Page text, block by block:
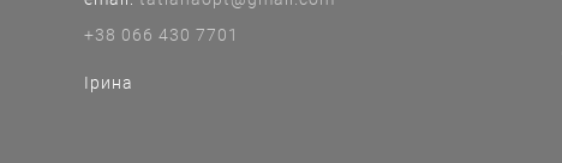
+38 066 430 7701
Ірина